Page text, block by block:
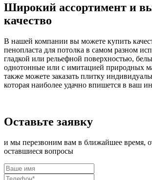
Широкий ассортимент и
качество
В нашей компании вы можете купить
пенопласта для потолка в самом разном
гладкой или рельефной поверхностью,
однотонные или с имитацией природных
также можете заказать плитку
которая наиболее удачно впишется в ваш
Оставьте заявку
и мы перезвоним вам в ближайшее время,
оставшиеся вопросы